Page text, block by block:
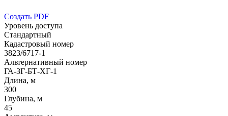
Создать PDF
Уровень доступа
Стандартный
Кадастровый номер
3823/6717-1
Альтернативный номер
ГА-ЗГ-БТ-ХГ-1
Длина, м
300
Глубина, м
45